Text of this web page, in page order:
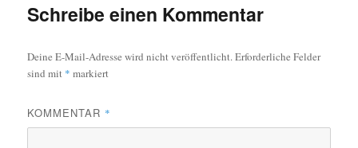
Schreibe einen Kommentar
Deine E-Mail-Adresse wird nicht veröffentlicht.Erforderliche Felder
sind mit * markiert
KOMMENTAR *